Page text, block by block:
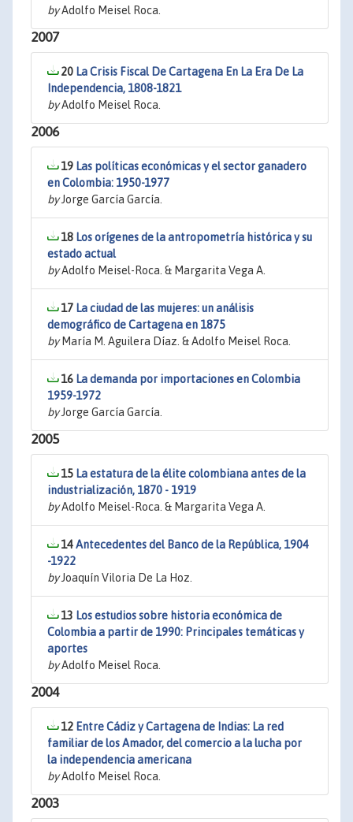
byAdolfo Meisel Roca.
2007
20 La Crisis Fiscal De Cartagena En La Era De La
Independencia, 1808-1821
byAdolfo Meisel Roca.
2006
19 Las políticas económicas y el sector ganadero
en Colombia: 1950-1977
byJorge García García.
18 Los orígenes de la antropometría histórica y su
estado actual
byAdolfo Meisel-Roca. & Margarita Vega A.
17 La ciudad de las mujeres: un análisis
demográfico de Cartagena en 1875
byMaría M. Aguilera Díaz. & Adolfo Meisel Roca.
16 La demanda por importaciones en Colombia
1959-1972
byJorge García García.
2005
15 La estatura de la élite colombiana antes de la
industrialización, 1870 - 1919
byAdolfo Meisel-Roca. & Margarita Vega A.
14Antecedentes del Banco de la República, 1904
-1922
byJoaquín Viloria De La Hoz.
13 Los estudios sobre historia económica de
Colombia a partir de 1990: Principales temáticas y
aportes
byAdolfo Meisel Roca.
2004
12 Entre Cádiz y Cartagena de Indias: La red
familiar de los Amador, del comercio a la lucha por
la independencia americana
byAdolfo Meisel Roca.
2003